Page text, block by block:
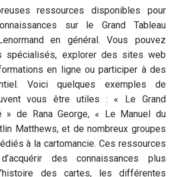
ressources disponibles pour
sur le Grand Tableau
en général. Vous pouvez
spécialisés, explorer des sites web
en ligne ou participer à des
Voici quelques exemples de
vous être utiles : « Le Grand
» de Rana George, « Le Manuel du
Matthews, et de nombreux groupes
à la cartomancie. Ces ressources
des connaissances plus
des cartes, les différentes